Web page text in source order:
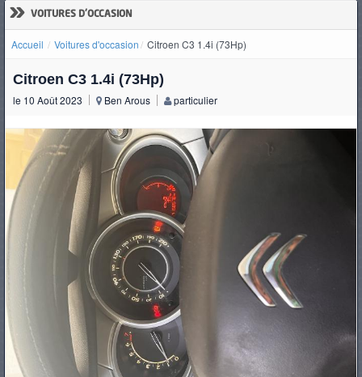
» VOITURES D'OCCASION
Accueil Voitures d'occasion Citroen C3 1.4i (73Hp)
Citroen C3 1.4i (73Hp)
le 10 Août 2023 Ben Arous particulier
D'OCCASION
CAMIONS
PNEUS